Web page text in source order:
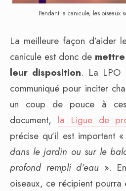
Pendant la canicule, les oiseaux
La meilleure façon d’aider
canicule est donc de
leur disposition. La LPO
communiqué pour inciter
un coup de pouce à
document, la Ligue de
précise qu’il est important
dans le jardin ou sur le
profond rempli d’eau ».
oiseaux, ce récipient pourra